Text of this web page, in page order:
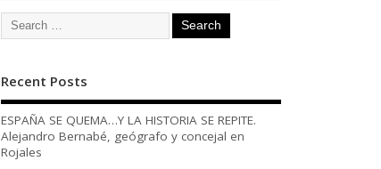
Recent Posts
ESPAÑA SE QUEMA…Y LA HISTORIA SE REPITE.
Alejandro Bernabé, geógrafo y concejal en
Rojales